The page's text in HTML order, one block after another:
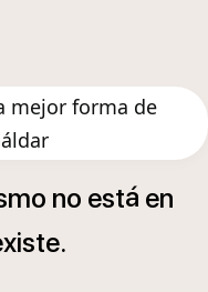
mejor forma de
no está en